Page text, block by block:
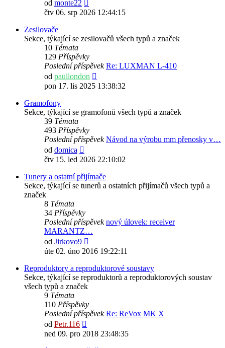
od monte22
poslední
čtv 06. srp 2026 12:44:15
Zesilovače
Sekce, týkající se zesilovačů všech typů a značek
10 Témata
129 Příspěvky
Poslední příspěvek Re: LUXMAN L-410
od paullondon
poslední
pon 17. lis 2025 13:38:32
Gramofony
Sekce, týkající se gramofonů všech typů a značek
39 Témata
493 Příspěvky
Poslední příspěvek Návod na výrobu mm přenosky v…
od domica
poslední
čtv 15. led 2026 22:10:02
Tunery a ostatní přijímače
Sekce, týkající se tunerů a ostatních přijímačů všech typů a
značek
8 Témata
34 Příspěvky
Poslední příspěvek nový úlovek: receiver
MARANTZ…
od Jirkovo9
poslední
úte 02. úno 2016 19:22:11
Reproduktory a reproduktorové soustavy
Sekce, týkající se reproduktorů a reproduktorových soustav
všech typů a značek
9 Témata
110 Příspěvky
Poslední příspěvek Re: ReVox MK X
od Petr.116
poslední
ned 09. pro 2018 23:48:35